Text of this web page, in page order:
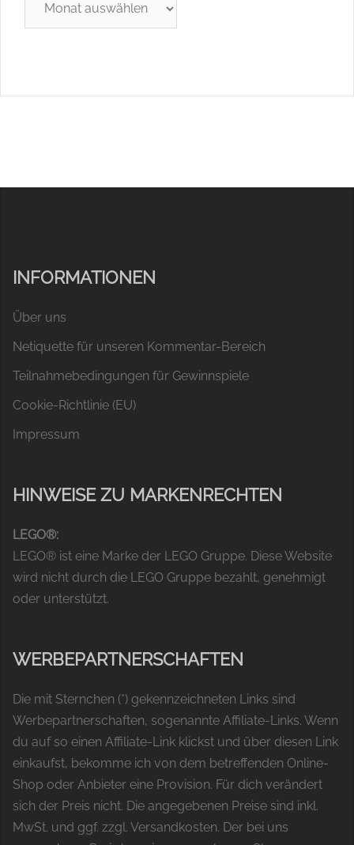
INFORMATIONEN
Über uns
Netiquette für unseren Kommentar-Bereich
Teilnahmebedingungen für Gewinnspiele
Cookie-Richtlinie (EU)
Impressum
HINWEISE ZU MARKENRECHTEN
LEGO®:
LEGO® ist eine Marke der LEGO Gruppe. Diese Website
wird nicht durch die LEGO Gruppe bezahlt, genehmigt
oder unterstützt.
WERBEPARTNERSCHAFTEN
Die mit Sternchen (*) gekennzeichneten Links sind
Werbepartnerschaften, sogenannte Affiliate-Links. Wenn
du auf so einen Affiliate-Link klickst und über diesen Link
einkaufst, bekomme ich von dem betreffenden Online-
Shop oder Anbieter eine Provision. Für dich verändert
sich der Preis nicht. Die angegebenen Preise sind inkl.
MwSt. und ggf. zzgl. Versandkosten. Der bei uns